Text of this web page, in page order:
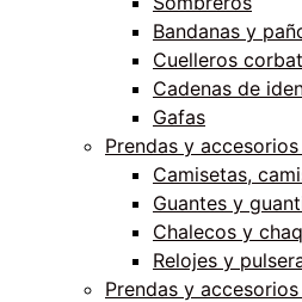
Bandanas y
Cuelleros
Cadenas de
Gafas
Prendas y
Camisetas,
Guantes y
Chalecos y
Relojes y
Prendas y